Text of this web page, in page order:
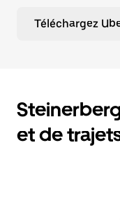
Téléchargez
et de